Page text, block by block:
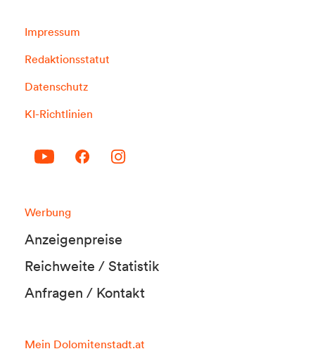
Impressum
Redaktionsstatut
Datenschutz
KI-Richtlinien
Werbung
Anzeigenpreise
Reichweite / Statistik
Anfragen / Kontakt
Mein Dolomitenstadt.at